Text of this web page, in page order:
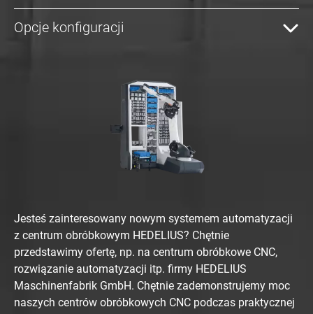
Opcje konfiguracji
Jesteś zainteresowany nowym systemem automatyzacji
z centrum obróbkowym HEDELIUS? Chętnie
przedstawimy ofertę, np. na centrum obróbkowe CNC,
rozwiązanie automatyzacji itp. firmy HEDELIUS
Maschinenfabrik GmbH. Chętnie zademonstrujemy moc
naszych centrów obróbkowych CNC podczas praktycznej